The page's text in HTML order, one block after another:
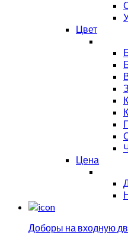
Цвет
Цена
Доборы на входную